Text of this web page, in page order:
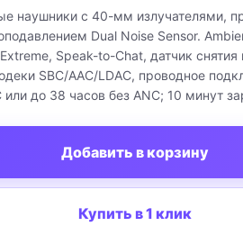
наушники с 40-мм излучателями,
Dual Noise Sensor.
Speak-to-Chat, датчик снятия
SBC/AAC/LDAC, проводное
или до 38 часов без ANC; 10 минут
Добавить в корзину
Купить в 1 клик